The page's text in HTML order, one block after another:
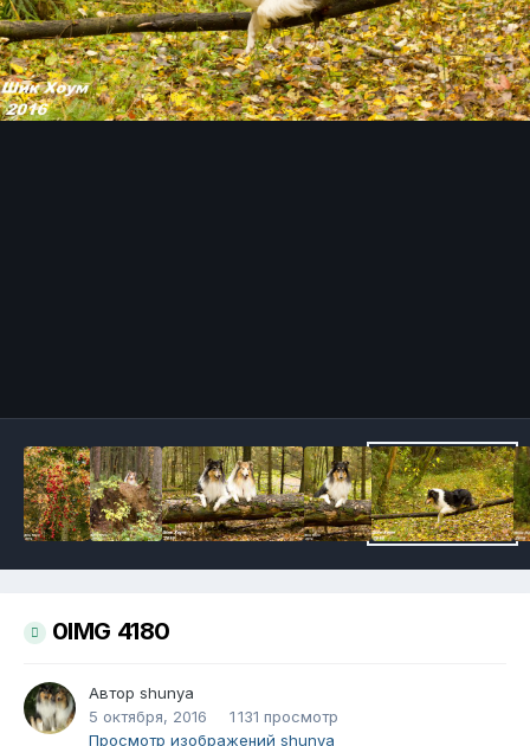
0IMG 4180
Автор shunya
5 октября, 2016
1 131 просмотр
Просмотр изображений shunya